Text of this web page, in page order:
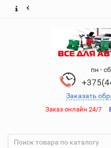
пн -
Заказать
Заказ онлайн 24/7